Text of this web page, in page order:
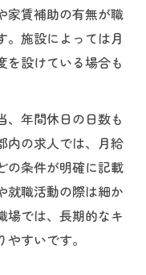
家賃補助の有無が職
。施設によっては月
を設けている場合も
、年間休日の日数も
内の求人では、月給
の条件が明確に記載
就職活動の際は細か
場では、長期的なキ
すいです。